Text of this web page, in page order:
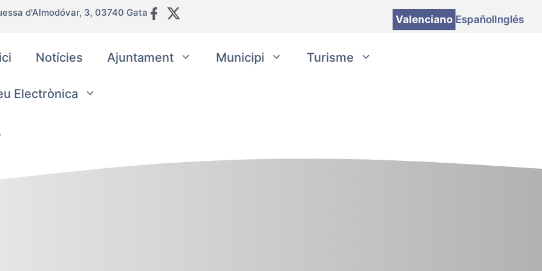
d'Almodóvar, 3, 03740 Gata
Valenciano EspañolInglés
Notícies Ajuntament Municipi Turisme
Electrònica